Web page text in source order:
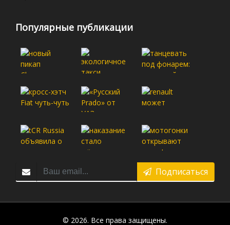
Популярные публикации
Подписаться
© 2026. Все права защищены.